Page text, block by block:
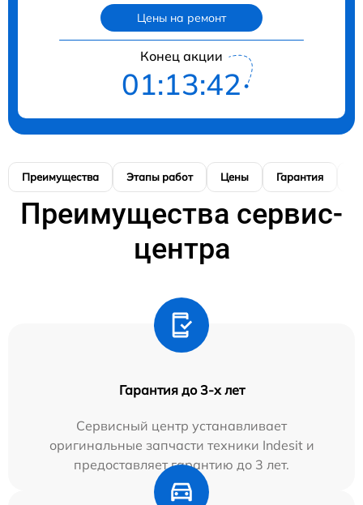
Цены на ремонт
Конец акции
01:13:40
Преимущества Этапы работ Цены Гарантия
Преимущества сервис-
центра
Гарантия до 3-х лет
Сервисный центр устанавливает
оригинальные запчасти техники Indesit и
предоставляет гарантию до 3 лет.